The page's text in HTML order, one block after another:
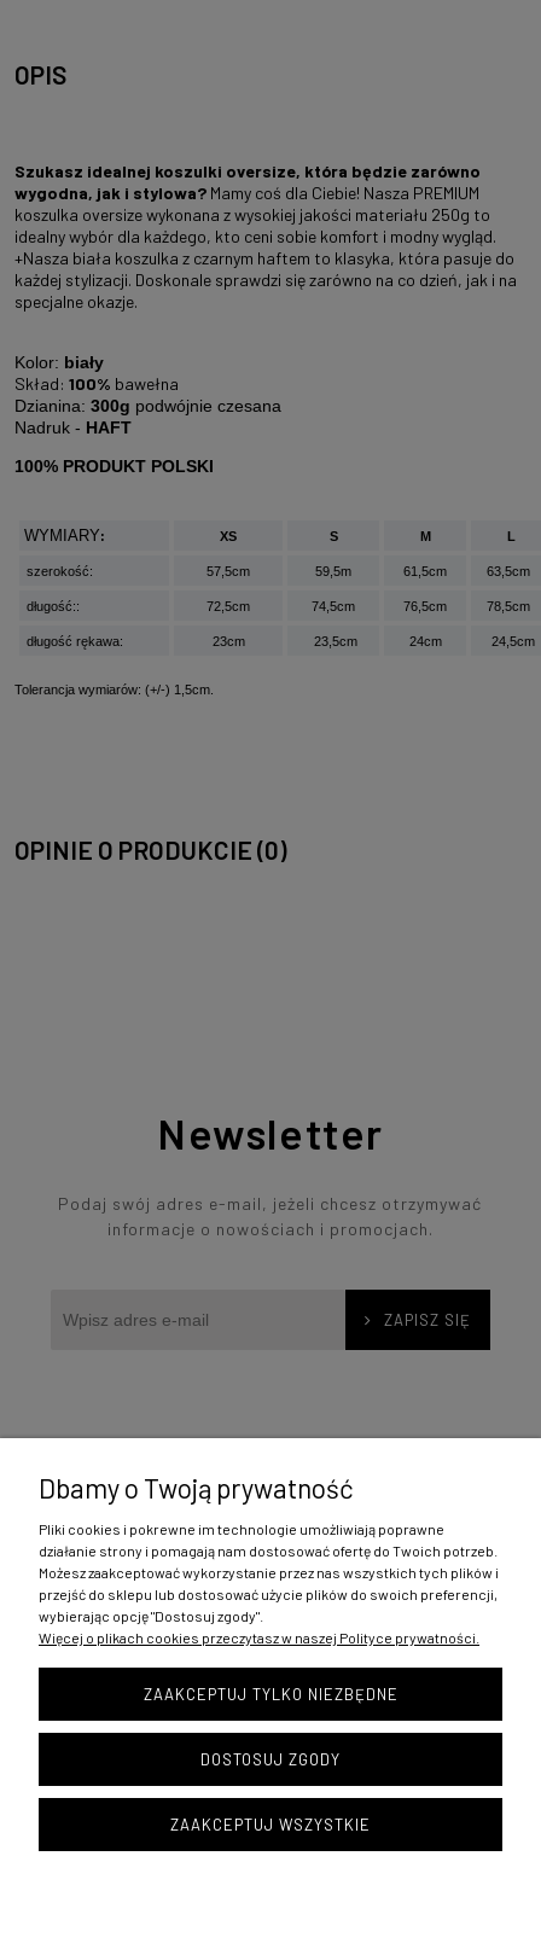
OPIS
Szukasz idealnej koszulki oversize, która będzie zarówno
wygodna, jak i stylowa? Mamy coś dla Ciebie! Nasza PREMIUM
koszulka oversize wykonana z wysokiej jakości materiału 250g to
idealny wybór dla każdego, kto ceni sobie komfort i modny wygląd.
+Nasza biała koszulka z czarnym haftem to klasyka, która pasuje do
każdej stylizacji. Doskonale sprawdzi się zarówno na co dzień, jak i na
specjalne okazje.
Kolor: biały
Skład: 100% bawełna
Dzianina: 300g podwójnie czesana
Nadruk - HAFT
100% PRODUKT POLSKI
WYMIARY: XS S M L
szerokość: 57,5cm 59,5m 61,5cm 63,5cm
długość:: 72,5cm 74,5cm 76,5cm 78,5cm
długość rękawa: 23cm 23,5cm 24cm 24,5cm
Tolerancja wymiarów: (+/-) 1,5cm.
OPINIE O PRODUKCIE (0)
Newsletter
Podaj swój adres e-mail, jeżeli chcesz otrzymywać
informacje o nowościach i promocjach.
ZAPISZ SIĘ
Zakupy
Pomoc
Moje konto
Dbamy o Twoją prywatność
Pliki cookies i pokrewne im technologie umożliwiają poprawne
działanie strony i pomagają nam dostosować ofertę do Twoich potrzeb.
Możesz zaakceptować wykorzystanie przez nas wszystkich tych plików i
przejść do sklepu lub dostosować użycie plików do swoich preferencji,
wybierając opcję "Dostosuj zgody".
Więcej o plikach cookies przeczytasz w naszej Polityce prywatności.
ZAAKCEPTUJ TYLKO NIEZBĘDNE
DOSTOSUJ ZGODY
ZAAKCEPTUJ WSZYSTKIE